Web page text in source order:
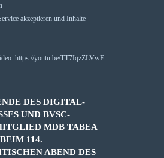
akzeptieren und Inhalte
DES DIGITAL-
UND BVSC-
MDB TABEA
114. N
ABEND DES D